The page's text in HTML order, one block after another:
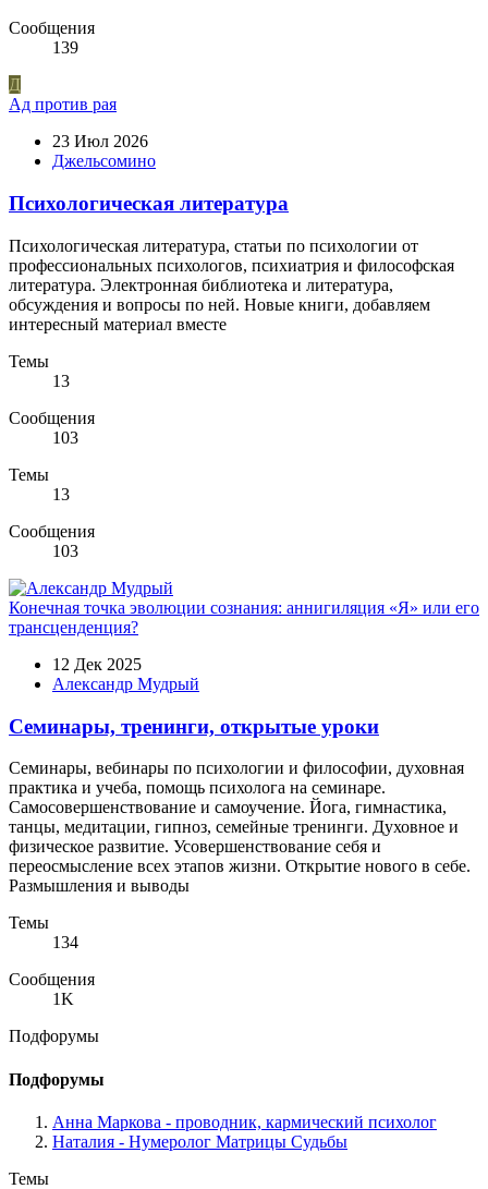
Сообщения
139
Д
Ад против рая
23 Июл 2026
Джельсомино
Психологическая литература
Психологическая литература, статьи по психологии от
профессиональных психологов, психиатрия и философская
литература. Электронная библиотека и литература,
обсуждения и вопросы по ней. Новые книги, добавляем
интересный материал вместе
Темы
13
Сообщения
103
Темы
13
Сообщения
103
Конечная точка эволюции сознания: аннигиляция «Я» или его
трансценденция?
12 Дек 2025
Александр Мудрый
Семинары, тренинги, открытые уроки
Семинары, вебинары по психологии и философии, духовная
практика и учеба, помощь психолога на семинаре.
Самосовершенствование и самоучение. Йога, гимнастика,
танцы, медитации, гипноз, семейные тренинги. Духовное и
физическое развитие. Усовершенствование себя и
переосмысление всех этапов жизни. Открытие нового в себе.
Размышления и выводы
Темы
134
Сообщения
1K
Подфорумы
Подфорумы
Анна Маркова - проводник, кармический психолог
Наталия - Нумеролог Матрицы Судьбы
Темы